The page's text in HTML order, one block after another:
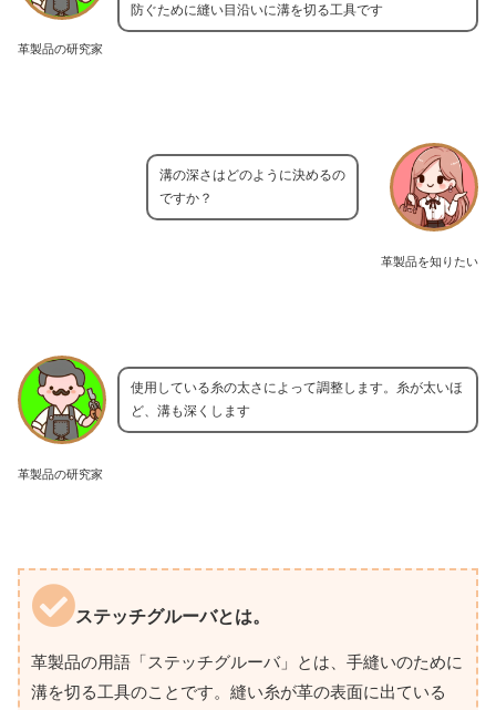
革製品の研究家
防ぐために縫い目沿いに溝を切る工具です
革製品を知りたい
溝の深さはどのように決めるの
ですか？
革製品の研究家
使用している糸の太さによって調整します。糸が太いほ
ど、溝も深くします
ステッチグルーバとは。
革製品の用語「ステッチグルーバ」とは、手縫いのために
溝を切る工具のことです。縫い糸が革の表面に出ている